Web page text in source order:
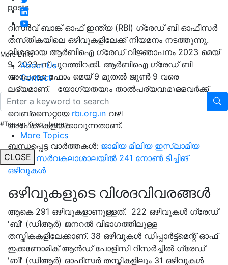
More Links
About Us
Contact
#Top on Krishi Jagran
More Topics
CLOSE
posts
റിസർവ് ബാങ്ക് ഓഫ് ഇന്ത്യ (RBI) ഗ്രേഡ് ബി ഓഫീസർ
തസ്‌തികയിലെ ഒഴിവുകളിലേക്ക് നിയമനം നടത്തുന്നു.
വിശദമായ ആർബിഐ ഗ്രേഡ് വിജ്ഞാപനം 2023 മെയ്
9, 2023-ന് പുറത്തിറക്കി. ആർബിഐ ഗ്രേഡ് ബി
അപേക്ഷാ ഫോം മെയ് 9 മുതൽ ജൂൺ 9 വരെ
ലഭ്യമാണ്. യോഗ്യതയും താൽപര്യവുമുള്ളവർക്ക്
റിസര്‍വ് ബാങ്ക് ഓഫ് ഇന്ത്യയുടെ ഔദ്യോഗിക
വെബ്‌സൈറ്റായrbi.org.inവഴി
അപേക്ഷകളയക്കാവുന്നതാണ്.
ബന്ധപ്പെട്ട വാർത്തകൾ: ജാമിയ മിലിയ ഇസ്ലാമിയ
കേന്ദ്ര സർവകലാശാലയിൽ 241 നോൺ ടീച്ചിങ്
ഒഴിവുകള്‍
ഒഴിവുകളുടെ വിശദവിവരങ്ങൾ
ആകെ 291 ഒഴിവുകളാണുള്ളത്. 222 ഒഴിവുകള്‍ ഗ്രേഡ്
'ബി' (ഡിആര്‍) ജനറല്‍ വിഭാഗത്തിലുള്ള
തസ്തികകളിലേക്കാണ്. 38 ഒഴിവുകള്‍ ഡിപ്പാര്‍ട്ട്മെന്റ് ഓഫ്
ഇക്കണോമിക് ആന്‍ഡ് പോളിസി റിസര്‍ച്ചിൽ ഗ്രേഡ്
'ബി' (ഡിആര്‍) ഓഫീസര്‍ തസ്തികളിലും 31 ഒഴിവുകള്‍